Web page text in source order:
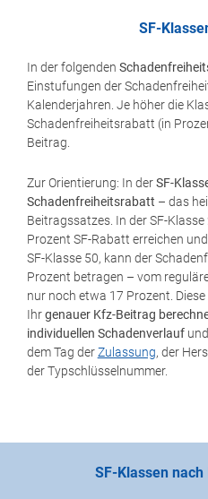
SF-
In der folgenden
Einstufungen der
Kalenderjahren. Je höher die
Schadenfreiheitsrabatt (in
Beitrag.
Zur Orientierung: In derSF-
Schadenfreiheitsrabatt – das
Beitragssatzes. In der SF-
Prozent SF-Rabatt erreichen
SF-Klasse 50, kann der
Prozent betragen – vom
nur noch etwa 17 Prozent.
Ihrgenauer Kfz-Beitrag
individuellen Schadenverlaufund
dem Tag derZulassung, der
der Typschlüsselnummer.
SF-Klassen